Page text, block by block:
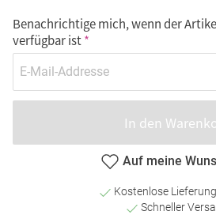
Benachrichtige mich, wenn der
verfügbar ist
In den
Auf meine
Kostenlose
Schneller